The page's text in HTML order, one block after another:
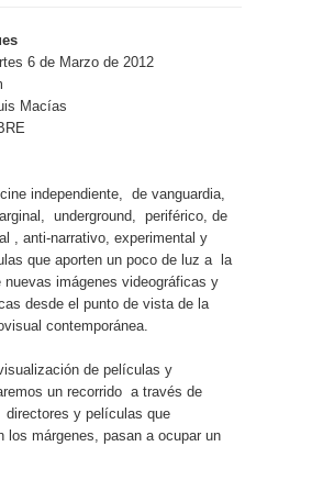
6 de Marzo de 2012
Macías
independiente, de vanguardia,
underground, periférico, de
, anti-narrativo, experimental y
que aporten un poco de luz a la
nuevas imágenes videográficas y
desde el punto de vista de la
contemporánea.
de películas y
un recorrido a través de
y películas que
los márgenes, pasan a ocupar un